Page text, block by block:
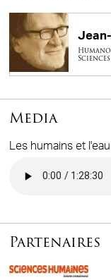
Media
Les humains et
Partenaires